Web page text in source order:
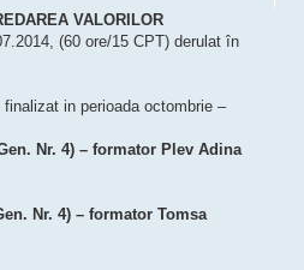
VALORILOR
(60 ore/15 CPT) derulat în
in perioada octombrie –
Nr. 4) – formator Plev Adina
Nr. 4) – formator Tomsa